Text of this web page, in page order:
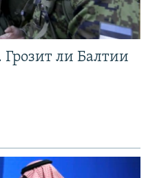
ли Балтии